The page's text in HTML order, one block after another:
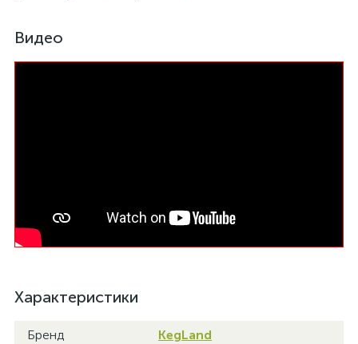
Видео
Характеристики
Бренд
KegLand